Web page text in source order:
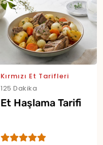
Kırmızı Et Tarifleri
125 Dakika
Et Haşlama Tarifi